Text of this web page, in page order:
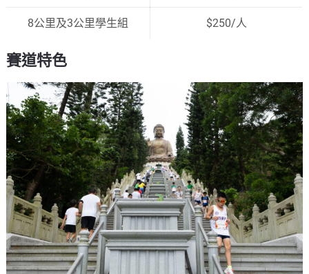
8公里及3公里學生組 $250/人
賽道特色